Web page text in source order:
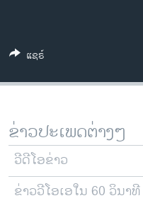
ທຸລະກິດ
ພາສາອັງກິດ
ສຽງ
ລາຍການກະຈາຍສຽງ
ລາຍງານ
ຕິດຕາມພວກເຮົາ ທີ່
ແຊຣ໌
ຂ່າວປະເພດຕ່າງໆ
ວີດີໂອຂ່າວ
ຂ່າວວີໂອເອໃນ 60 ວິນາທີ